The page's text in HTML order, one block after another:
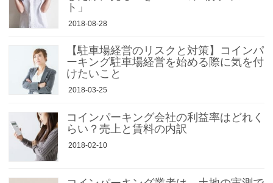
ト」
2018-08-28
【駐車場経営のリスクと対策】コインパ
ーキング駐車場経営を始める際に気を付
けたいこと
2018-03-25
コインパーキング会社の利益率はどれく
らい？売上と賃料の内訳
2018-02-10